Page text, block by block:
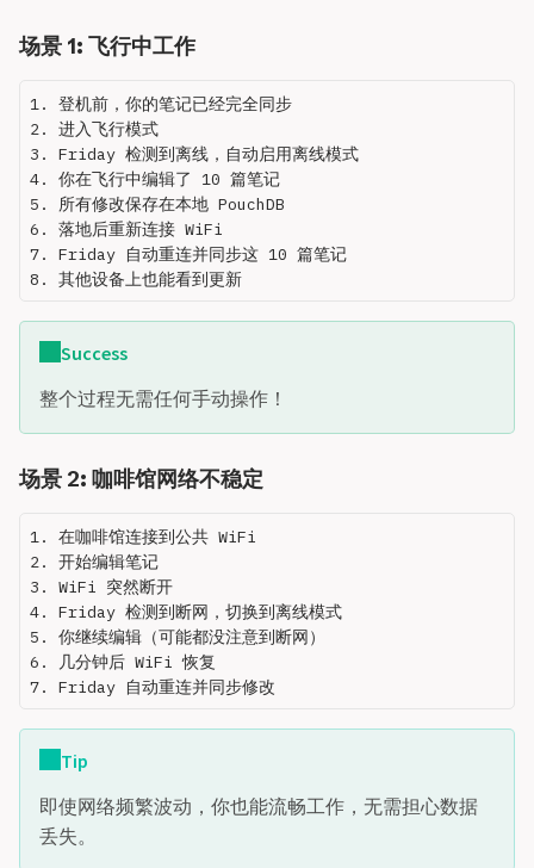
场景 1: 飞行中工作
1. 登机前，你的笔记已经完全同步
2. 进入飞行模式
3. Friday 检测到离线，自动启用离线模式
4. 你在飞行中编辑了 10 篇笔记
5. 所有修改保存在本地 PouchDB
6. 落地后重新连接 WiFi
7. Friday 自动重连并同步这 10 篇笔记
Success
整个过程无需任何手动操作！
场景 2: 咖啡馆网络不稳定
1. 在咖啡馆连接到公共 WiFi
2. 开始编辑笔记
3. WiFi 突然断开
4. Friday 检测到断网，切换到离线模式
5. 你继续编辑（可能都没注意到断网）
6. 几分钟后 WiFi 恢复
Tip
即使网络频繁波动，你也能流畅工作，无需担心数据
丢失。